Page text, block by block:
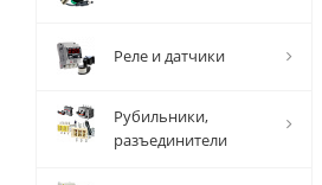
Реле и датчики
Рубильники,
разъединители